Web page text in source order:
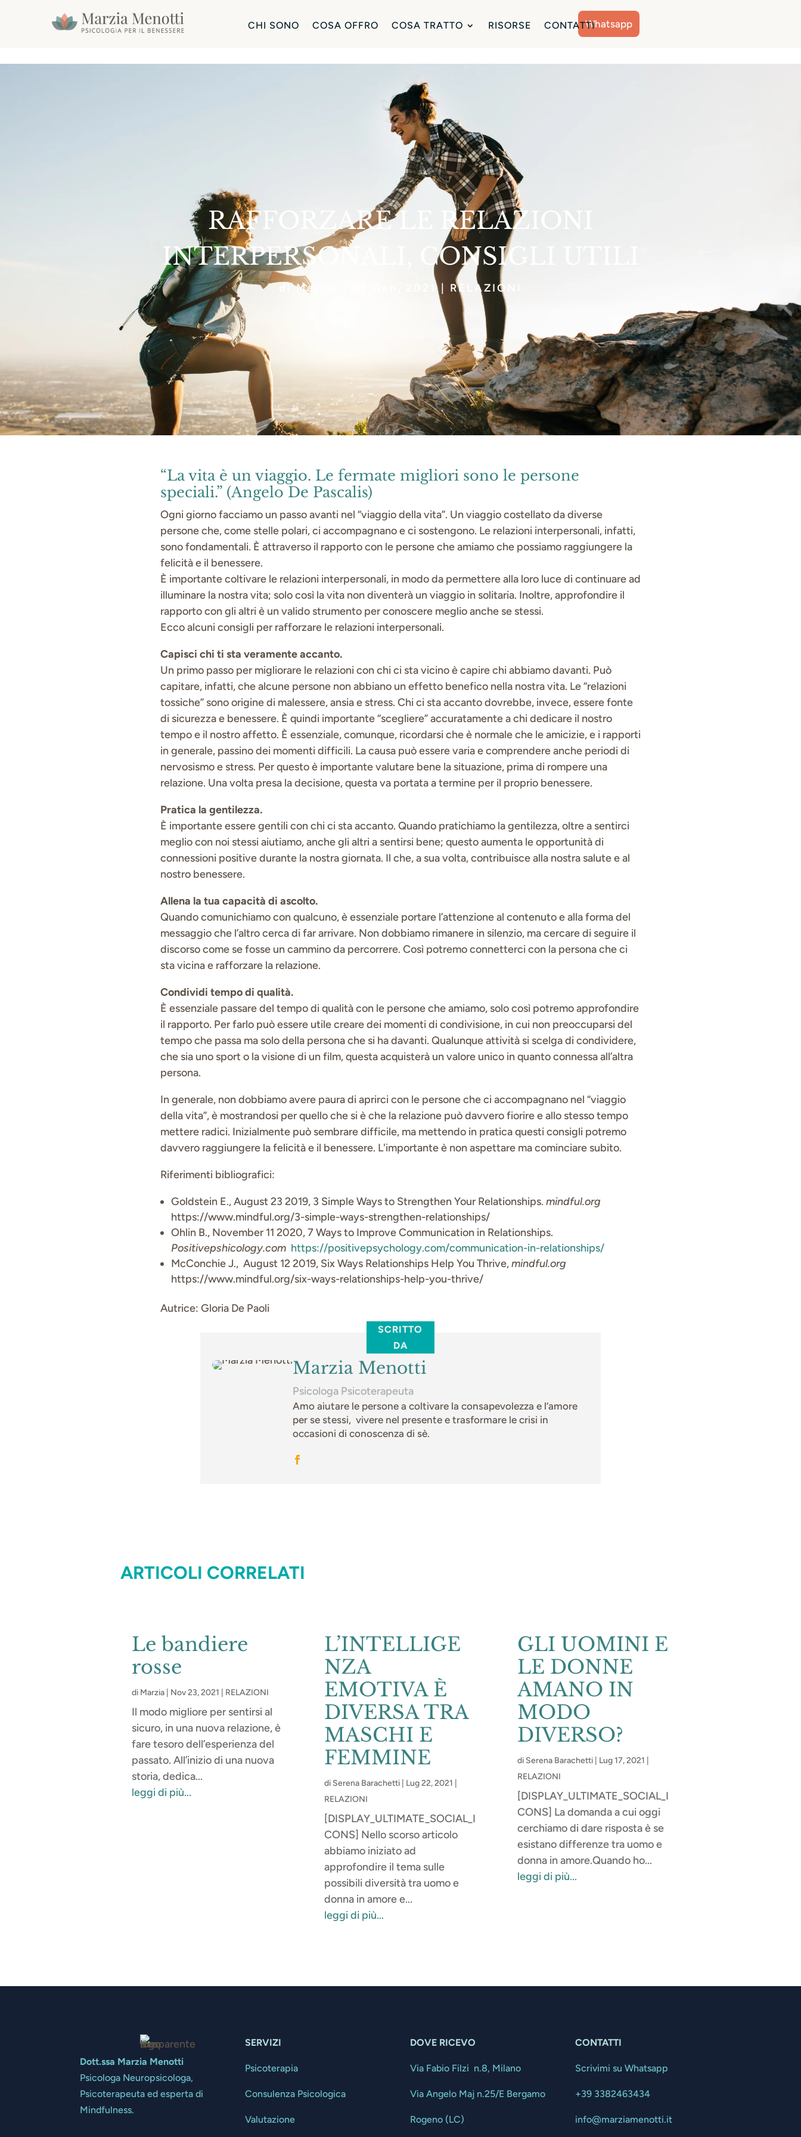
CHI SONO COSA OFFRO COSA TRATTO RISORSE CONTATTIWhatsapp
RAFFORZARE LE RELAZIONI
INTERPERSONALI, CONSIGLI UTILI
diMarzia 25 Gen, 2021| RELAZIONI
“La vita è un viaggio. Le fermate migliori sono le persone
speciali.” (Angelo De Pascalis)
Ogni giorno facciamo un passo avanti nel “viaggio della vita”. Un viaggio costellato da diverse
persone che, come stelle polari, ci accompagnano e ci sostengono. Le relazioni interpersonali, infatti,
sono fondamentali. È attraverso il rapporto con le persone che amiamo che possiamo raggiungere la
felicità e il benessere.
È importante coltivare le relazioni interpersonali, in modo da permettere alla loro luce di continuare ad
illuminare la nostra vita; solo così la vita non diventerà un viaggio in solitaria. Inoltre, approfondire il
rapporto con gli altri è un valido strumento per conoscere meglio anche se stessi.
Ecco alcuni consigli per rafforzare le relazioni interpersonali.
Capisci chi ti sta veramente accanto.
Un primo passo per migliorare le relazioni con chi ci sta vicino è capire chi abbiamo davanti. Può
capitare, infatti, che alcune persone non abbiano un effetto benefico nella nostra vita. Le “relazioni
tossiche” sono origine di malessere, ansia e stress. Chi ci sta accanto dovrebbe, invece, essere fonte
di sicurezza e benessere. È quindi importante “scegliere” accuratamente a chi dedicare il nostro
tempo e il nostro affetto. È essenziale, comunque, ricordarsi che è normale che le amicizie, e i rapporti
in generale, passino dei momenti difficili. La causa può essere varia e comprendere anche periodi di
nervosismo e stress. Per questo è importante valutare bene la situazione, prima di rompere una
relazione. Una volta presa la decisione, questa va portata a termine per il proprio benessere.
Pratica la gentilezza.
È importante essere gentili con chi ci sta accanto. Quando pratichiamo la gentilezza, oltre a sentirci
meglio con noi stessi aiutiamo, anche gli altri a sentirsi bene; questo aumenta le opportunità di
connessioni positive durante la nostra giornata. Il che, a sua volta, contribuisce alla nostra salute e al
nostro benessere.
Allena la tua capacità di ascolto.
Quando comunichiamo con qualcuno, è essenziale portare l’attenzione al contenuto e alla forma del
messaggio che l’altro cerca di far arrivare. Non dobbiamo rimanere in silenzio, ma cercare di seguire il
discorso come se fosse un cammino da percorrere. Così potremo connetterci con la persona che ci
sta vicina e rafforzare la relazione.
Condividi tempo di qualità.
È essenziale passare del tempo di qualità con le persone che amiamo, solo così potremo approfondire
il rapporto. Per farlo può essere utile creare dei momenti di condivisione, in cui non preoccuparsi del
tempo che passa ma solo della persona che si ha davanti. Qualunque attività si scelga di condividere,
che sia uno sport o la visione di un film, questa acquisterà un valore unico in quanto connessa all’altra
persona.
In generale, non dobbiamo avere paura di aprirci con le persone che ci accompagnano nel “viaggio
della vita”, è mostrandosi per quello che si è che la relazione può davvero fiorire e allo stesso tempo
mettere radici. Inizialmente può sembrare difficile, ma mettendo in pratica questi consigli potremo
davvero raggiungere la felicità e il benessere. L'importante è non aspettare ma cominciare subito.
Riferimenti bibliografici:
Goldstein E., August 23 2019, 3 Simple Ways to Strengthen Your Relationships. mindful.org
https://www.mindful.org/3-simple-ways-strengthen-relationships/
Ohlin B., November 11 2020, 7 Ways to Improve Communication in Relationships.
Positivepshicology.com https://positivepsychology.com/communication-in-relationships/
McConchie J., August 12 2019, Six Ways Relationships Help You Thrive,mindful.org
https://www.mindful.org/six-ways-relationships-help-you-thrive/
Autrice: Gloria De Paoli
SCRITTO
DA
Marzia Menotti
Psicologa Psicoterapeuta
Amo aiutare le persone a coltivare la consapevolezza e l’amore
per se stessi, vivere nel presente e trasformare le crisi in
occasioni di conoscenza di sè.
ARTICOLI CORRELATI
Le bandiere
rosse
di Marzia| Nov 23, 2021 RELAZIONI
Il modo migliore per sentirsi al
sicuro, in una nuova relazione, è
fare tesoro dell’esperienza del
passato. All’inizio di una nuova
storia, dedica...
leggi di più...
L’INTELLIGE
NZA
EMOTIVA È
DIVERSA TRA
MASCHI E
FEMMINE
di Serena Barachetti Lug 22, 2021
RELAZIONI
[DISPLAY_ULTIMATE_SOCIAL_I
CONS] Nello scorso articolo
abbiamo iniziato ad
approfondire il tema sulle
possibili diversità tra uomo e
donna in amore e...
leggi di più...
GLI UOMINI E
LE DONNE
AMANO IN
MODO
DIVERSO?
di Serena Barachetti| Lug 17, 2021
RELAZIONI
[DISPLAY_ULTIMATE_SOCIAL_I
CONS] La domanda a cui oggi
cerchiamo di dare risposta è se
esistano differenze tra uomo e
donna in amore.Quando ho...
leggi di più...
Dott.ssa Marzia Menotti
Psicologa Neuropsicologa,
Psicoterapeuta ed esperta di
Mindfulness.
SERVIZI
Psicoterapia
Consulenza Psicologica
Valutazione
DOVE RICEVO
Via Fabio Filzi n.8, Milano
Via Angelo Maj n.25/E Bergamo
Rogeno (LC)
CONTATTI
Scrivimi su Whatsapp
+39 3382463434
info@marziamenotti.it